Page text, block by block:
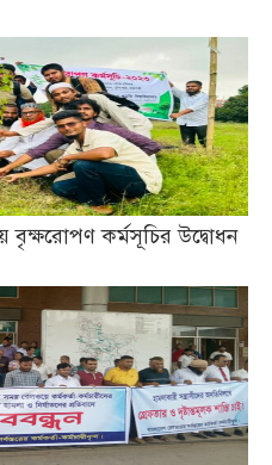
বৃক্ষরোপণ কর্মসূচির উদ্বোধন